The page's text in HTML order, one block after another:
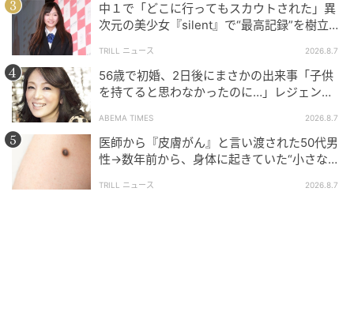
中１で「どこに行ってもスカウトされた」異
次元の美少女『silent』で“最高記録”を樹立し
TRILL ニュース 2026.8.7
56歳で初婚、2日後にまさかの出来事「子供
を持てると思わなかったのに…」レジェンド
ABEMA TIMES 2026.8.7
医師から『皮膚がん』と言い渡された50代男
性→数年前から、身体に起きていた“小さな異
TRILL ニュース 2026.8.7